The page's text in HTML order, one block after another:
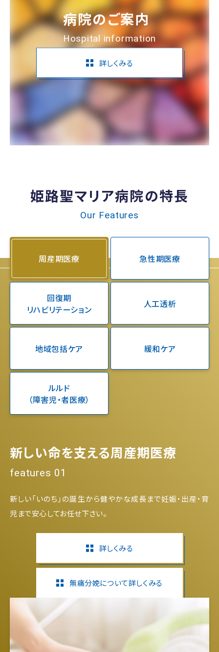
病院のご案内
Hospital information
詳しくみる
姫路聖マリア病院の特長
Our Features
周産期医療 急性期医療
回復期
リハビリテーション
人工透析
地域包括ケア 緩和ケア
ルルド
（障害児・者医療）
新しい命を支える周産期医療
features 01
新しい「いのち」の誕生から健やかな成長まで妊娠・出産・育
児まで安心してお任せ下さい。
詳しくみる
無痛分娩について詳しくみる